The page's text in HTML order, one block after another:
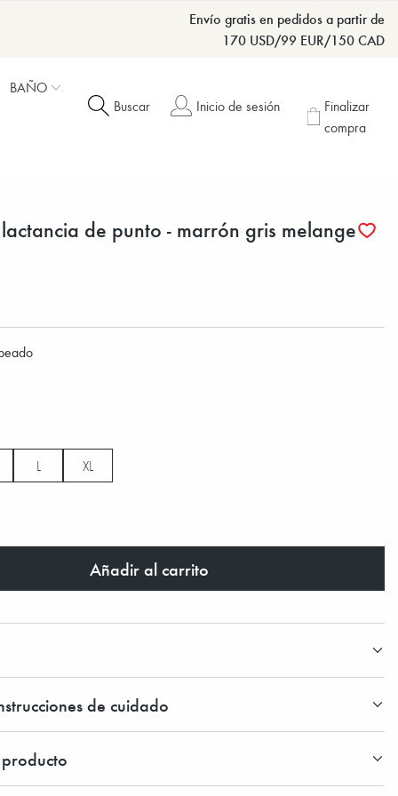
Envío gratis en pedidos a partir de
170 USD/99 EUR/150 CAD
BAÑO
Buscar
Inicio de sesión
Finalizar
compra
de punto - marrón gris melange
L XL
Añadir al carrito
de cuidado